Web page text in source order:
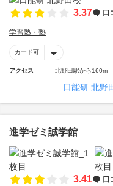
3.37 口
学習塾・塾
カード可
アクセス 北野田駅から160m
日能研 北野
進学ゼミ誠学館
3.41 口